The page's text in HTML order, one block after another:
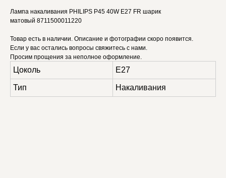
Лампа накаливания PHILIPS P45 40W E27 FR шарик
матовый 8711500011220
Товар есть в наличии. Описание и фотографии скоро появится.
Если у вас остались вопросы свяжитесь с нами.
Просим прощения за неполное оформление.
Цоколь E27
Тип Накаливания